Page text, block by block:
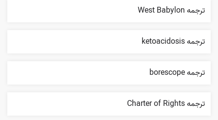
ترجمه West Babylon
ترجمه ketoacidosis
ترجمه borescope
ترجمه Charter of Rights